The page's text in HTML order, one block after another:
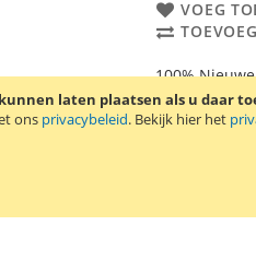
laten plaatsen als u daar
ons privacybeleid. Bekijk hier het
VOEG
100%
Capaciteit: